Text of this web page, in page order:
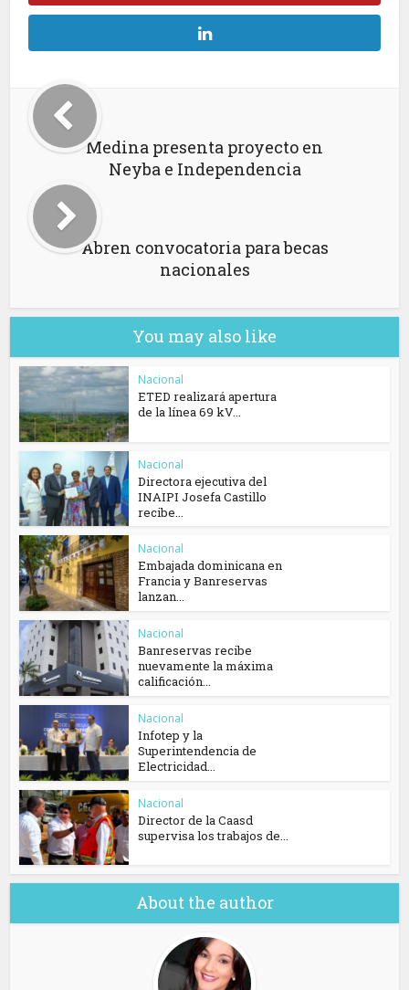
Medina presenta proyecto en
Neyba e Independencia
Abren convocatoria para becas
nacionales
You may also like
Nacional
ETED realizará apertura
de la línea 69 kV...
Nacional
Directora ejecutiva del
INAIPI Josefa Castillo
recibe...
Nacional
Embajada dominicana en
Francia y Banreservas
lanzan...
Nacional
Banreservas recibe
nuevamente la máxima
calificación...
Nacional
Infotep y la
Superintendencia de
Electricidad...
Nacional
Director de la Caasd
supervisa los trabajos de...
About the author